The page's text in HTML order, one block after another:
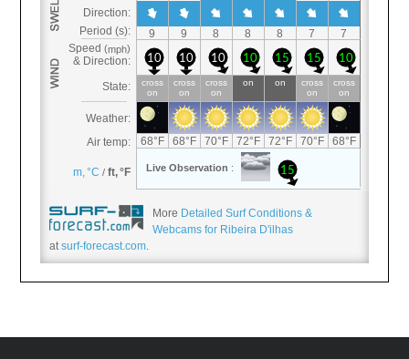
More Detailed Surf Conditions &
Webcams for Ribeira D'ilhas
atsurf-forecast.com.